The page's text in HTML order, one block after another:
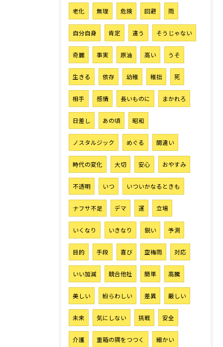
老化 無理 危険 回避 雨
自分自身 肯定 違う そうじゃない
奇麗 事実 原油 高い うそ
生きる 依存 幼稚 稚拙 死
相手 感情 長いものに まかれろ
日差し あの頃 昭和
ノスタルジック めぐる 間違い
時代の変化 大切 安心 おやすみ
不透明 いつ いついかなるときも
ナフサ不足 デマ 運 立場
いくなり いきなり 鋭い 予測
目的 手段 喜び 空梅雨 対応
いい加減 競合他社 簡単 高騰
美しい 紛らわしい 差異 厳しい
未来 気にしない 挑戦 安全
介護 重箱の隅をつつく 細かい
お気軽にご相談ください